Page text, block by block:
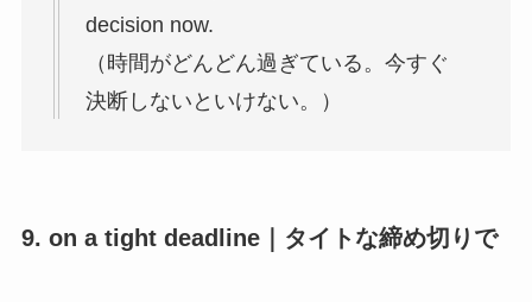
decision now.
（時間がどんどん過ぎている。今すぐ
決断しないといけない。）
9. on a tight deadline｜タイトな締め切りで